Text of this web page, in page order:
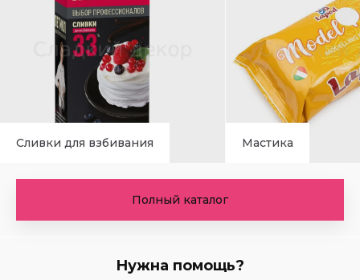
Сливки для взбивания Мастика
Полный каталог
Нужна помощь?